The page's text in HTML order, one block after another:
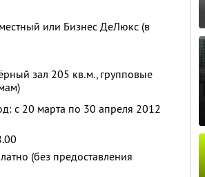
или Бизнес ДеЛюкс (в
зал 205 кв.м., групповые
с 20 марта по 30 апреля 2012
(без предоставления